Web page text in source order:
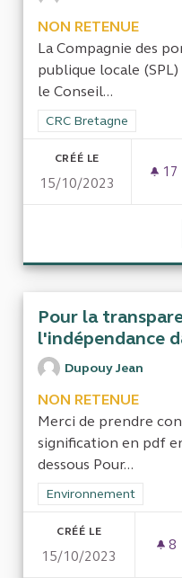
NON RETENUE
La Compagnie des
publique locale
le Conseil...
Filtrer les résultats de
CRC Bretagne
CRÉÉ LE
15/10/2023
17
Pour la
l'indépendance
Dupouy Jean
NON RETENUE
Merci de prendre
signification en pdf
dessous Pour...
Filtrer les résultats de
Environnement
CRÉÉ LE
15/10/2023
8